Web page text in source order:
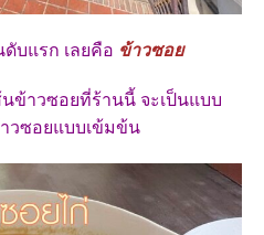
บแรก เลยคือ ข้าวซอย
ข้าวซอยที่ร้านนี้ จะเป็นแบบ
วซอยแบบเข้มข้น